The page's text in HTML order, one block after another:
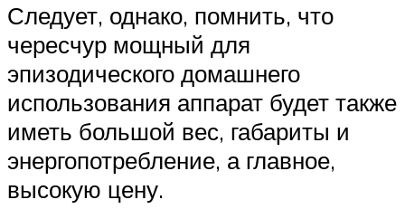
Следует, однако, помнить, что
чересчур мощный для
эпизодического домашнего
использования аппарат будет также
иметь большой вес, габариты и
энергопотребление, а главное,
высокую цену.